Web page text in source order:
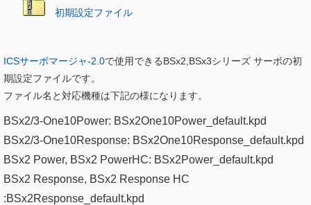
初期設定ファイル
ICSサーボマージャ-2.0で使用できるBSx2,BSx3シリーズ サーボの初
期設定ファイルです。
ファイル名と対応機種は下記の様になります。
BSx2/3-One10Power: BSx2One10Power_default.kpd​
BSx2/3-One10Response: BSx2One10Response_default.kpd
BSx2 Power, BSx2 PowerHC: BSx2Power_default.kpd
BSx2 Response, BSx2 Response HC
:BSx2Response_default.kpd​